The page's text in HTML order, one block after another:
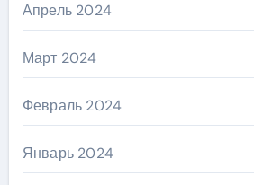
Апрель 2024
Март 2024
Февраль 2024
Январь 2024